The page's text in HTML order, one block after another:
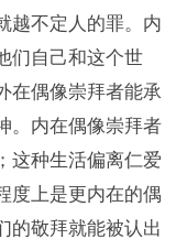
越不定人的罪。内
们自己和这个世
在偶像崇拜者能承
。内在偶像崇拜者
这种生活偏离仁爱
度上是更内在的偶
的敬拜就能被认出